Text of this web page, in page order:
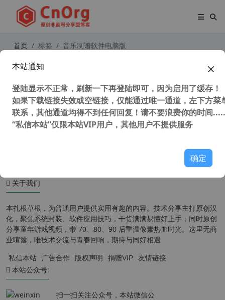
首页 标签 音乐制谱软件电脑版
Avid Sibelius Ultimate 2022.9 Build
打谱软件 制谱软件 音乐制谱软件
关于我们
本扎根草根，为普通用户提供实用有趣的内容。技术分享主打原创汉
化，聚焦系统封装、软件应用技巧，干货满满易懂好上手；同时原创
分享童年游戏视频，带 70、80、90 后重温像素热血时光。这里无商
业喧嚣，唯技术交流与青春回响，期待与同好相遇
私信本站 广告合作 版权声明 捐赠VIP 友情链接
本站公众号:
扫一扫关注公众号，本站微信公
本站通知
登陆显示不正常，刷新一下再登陆即可，因为启用了缓存！
如果下载链接失效或空链接，仅能通过唯一通道，左下方菜
联系，其他通道均得不到任何回复！请不要浪费你的时间
“私信本站”仅限本站VIP用户，其他用户不提供服务
确定